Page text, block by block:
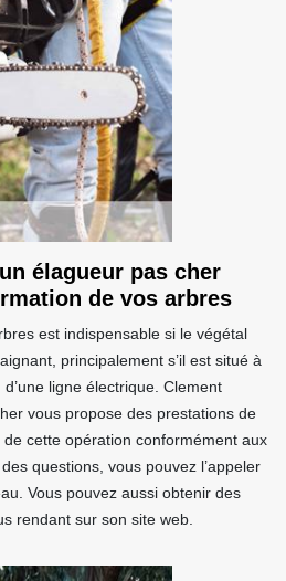
élagueur pas cher
de vos arbres
est indispensable si le végétal
principalement s’il est situé à
ligne électrique. Clement
vous propose des prestations de
cette opération conformément aux
questions, vous pouvez l’appeler
Vous pouvez aussi obtenir des
rendant sur son site web.